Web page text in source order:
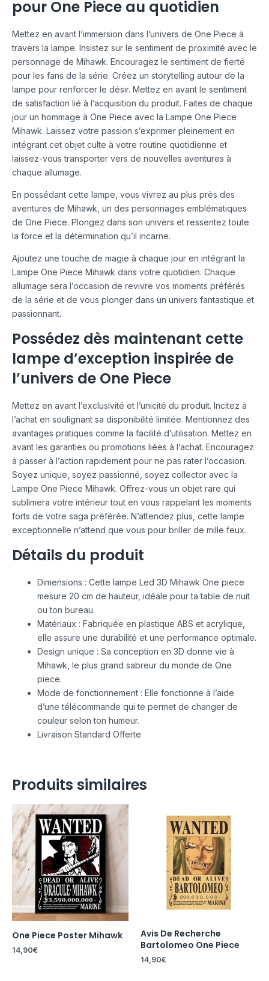
pour One Piece au quotidien
Mettez en avant l’immersion dans l’univers de One Piece à
travers la lampe. Insistez sur le sentiment de proximité avec le
personnage de Mihawk. Encouragez le sentiment de fierté
pour les fans de la série. Créez un storytelling autour de la
lampe pour renforcer le désir. Mettez en avant le sentiment
de satisfaction lié à l’acquisition du produit. Faites de chaque
jour un hommage à One Piece avec la Lampe One Piece
Mihawk. Laissez votre passion s’exprimer pleinement en
intégrant cet objet culte à votre routine quotidienne et
laissez-vous transporter vers de nouvelles aventures à
chaque allumage.
En possédant cette lampe, vous vivrez au plus près des
aventures de Mihawk, un des personnages emblématiques
de One Piece. Plongez dans son univers et ressentez toute
la force et la détermination qu’il incarne.
Ajoutez une touche de magie à chaque jour en intégrant la
Lampe One Piece Mihawk dans votre quotidien. Chaque
allumage sera l’occasion de revivre vos moments préférés
de la série et de vous plonger dans un univers fantastique et
passionnant.
Possédez dès maintenant cette
lampe d’exception inspirée de
l’univers de One Piece
Mettez en avant l’exclusivité et l’unicité du produit. Incitez à
l’achat en soulignant sa disponibilité limitée. Mentionnez des
avantages pratiques comme la facilité d’utilisation. Mettez en
avant les garanties ou promotions liées à l’achat. Encouragez
à passer à l’action rapidement pour ne pas rater l’occasion.
Soyez unique, soyez passionné, soyez collector avec la
Lampe One Piece Mihawk. Offrez-vous un objet rare qui
sublimera votre intérieur tout en vous rappelant les moments
forts de votre saga préférée. N’attendez plus, cette lampe
exceptionnelle n’attend que vous pour briller de mille feux.
Détails du produit
Dimensions : Cette lampe Led 3D Mihawk One piece
mesure 20 cm de hauteur, idéale pour ta table de nuit
ou ton bureau.
Matériaux : Fabriquée en plastique ABS et acrylique,
elle assure une durabilité et une performance optimale.
Design unique : Sa conception en 3D donne vie à
Mihawk, le plus grand sabreur du monde de One
piece.
Mode de fonctionnement : Elle fonctionne à l’aide
d’une télécommande qui te permet de changer de
couleur selon ton humeur.
Livraison Standard Offerte
Produits similaires
One Piece Poster Mihawk
14,90€
Avis De Recherche
Bartolomeo One Piece
14,90€